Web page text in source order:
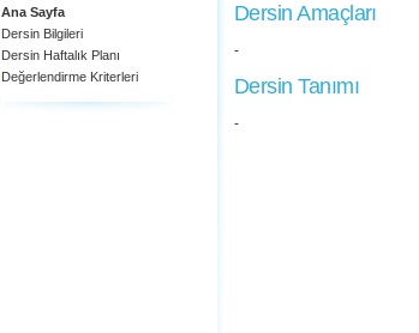
Ana Sayfa
Dersin Bilgileri
Dersin Haftalık Planı
Değerlendirme Kriterleri
Dersin Amaçları
-
Dersin Tanımı
-